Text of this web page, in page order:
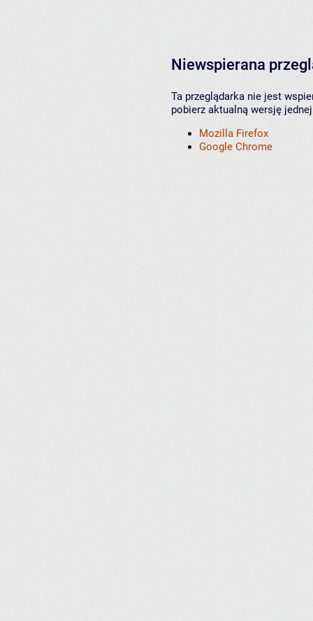
Niewspierana
Ta przeglądarka nie jest
pobierz aktualną wersję
Mozilla Firefox
Google Chrome